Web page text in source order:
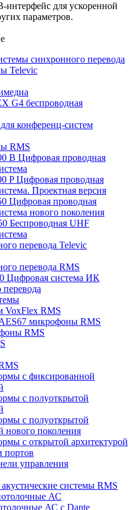
интерфейс для ускоренной
параметров.
синхронного перевода
Televic
G4 беспроводная
конференц-систем
RMS
B Цифровая проводная
P Цифровая проводная
Проектная версия
Цифровая проводная
нового поколения
Беспроводная UHF
перевода Televic
перевода RMS
Цифровая система ИК
VoxFlex RMS
микрофоны RMS
RMS
с фиксированной
с полуоткрытой
с полуоткрытой
нового поколения
с открытой архитектурой
портов
управления
системы RMS
АС
АС с Dante